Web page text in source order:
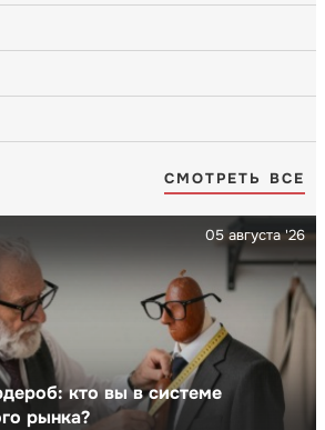
СМОТРЕТЬ ВСЕ
кто вы в системе
рынка?
05 августа '26